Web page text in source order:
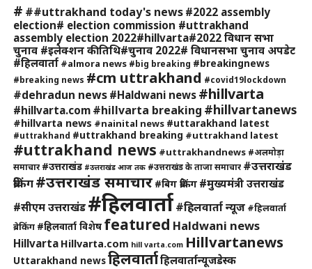
# ##uttrakhand today's news #2022 assembly
election# election commission #uttrakhand
assembly election 2022#hillvarta#2022 विधान सभा
चुनाव #इलेक्शन की तिथि#चुनाव 2022# विधानसभा चुनाव अपडेट
#हिलवार्ता #almora news #big breaking #breakingnews
#breaking news #cm uttrakhand #covid19lockdown
#dehradun news #Haldwani news #hillvarta
#hillvarta.com #hillvarta breaking #hillvartanews
#hillvarta news #nainital news #uttarakhand latest
#uttrakhand #uttrakhand breaking #uttrakhand latest
#uttrakhand news #uttrakhandnews #अलमोड़ा
समाचार #उत्तराखंड #उत्तराखंड आज तक #उत्तराखंड के ताजा समाचार #उत्तराखंड
ब्रेकिंग#उत्तराखंड समाचार #बिग ब्रेकिंग #मुख्यमंत्री उत्तराखंड
#सीएम उत्तराखंड #हिलवार्ता#हिलवार्ता न्यूज #हिलवार्ता
ब्रेकिंग #हिलवार्ता विशेष featured Haldwani news
Hillvarta Hillvarta.com hill varta.com Hillvartanews
Uttarakhand newsहिलवार्ताहिलवार्तान्यूजडेस्क